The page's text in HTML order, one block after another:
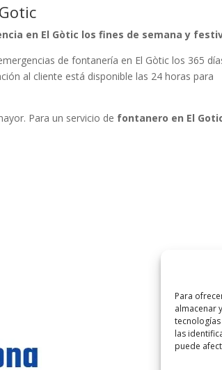
Para
almacenar
las
puede
en El Gòtic los fines de semana y
de fontanería en El Gòtic los 365
al cliente está disponible las 24 horas para
Para un servicio de fontanero en El
2025
Aviso Legal